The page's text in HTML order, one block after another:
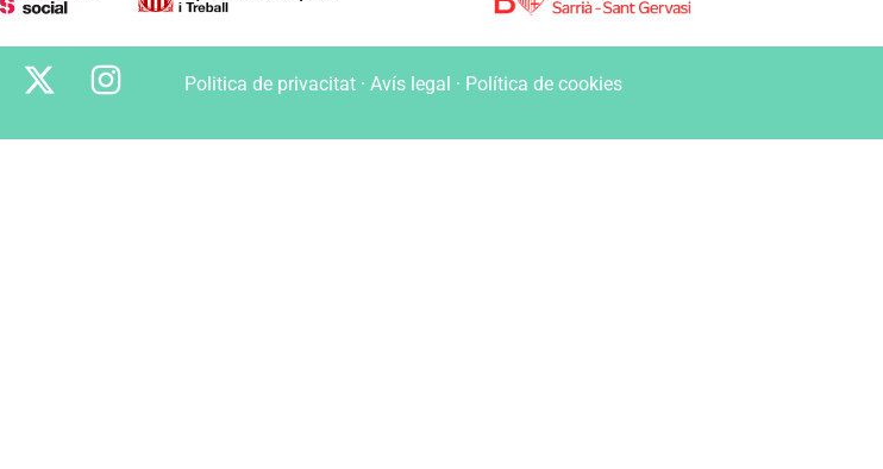
Politica de privacitat ·Avís legal · Política de cookies